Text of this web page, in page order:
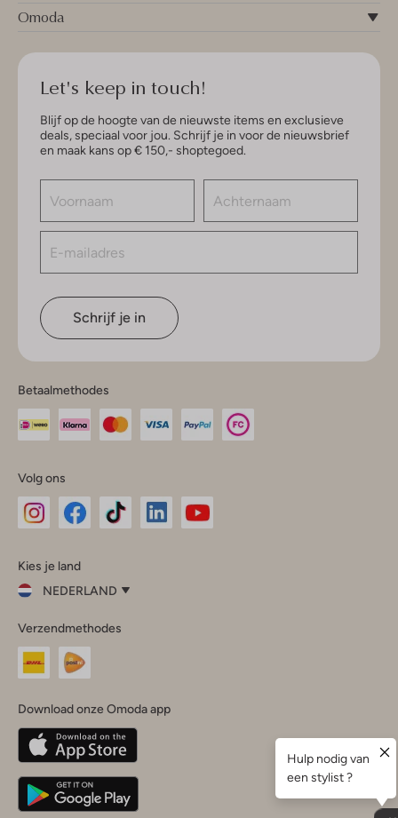
Omoda
Let's keep in touch!
Blijf op de hoogte van de nieuwste items en exclusieve
deals, speciaal voor jou. Schrijf je in voor de nieuwsbrief
en maak kans op € 150,- shoptegoed.
Schrijf je in
Betaalmethodes
Volg ons
InstagramFacebook
Kies je land
NEDERLAND
je
land
Nederland
Belgique(Français)
Deutschland
Verzendmethodes
Download onze Omoda app